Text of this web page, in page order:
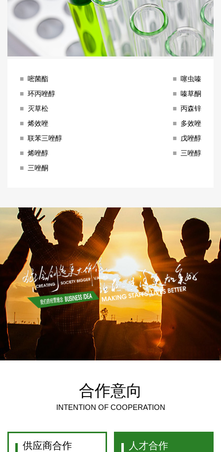
■ 嘧菌酯 ■ 噻虫嗪
■ 环丙唑醇 ■ 嗪草酮
■ 灭草松 ■ 丙森锌
■ 烯效唑 ■ 多效唑
■ 联苯三唑醇 ■
戊唑醇
■ 烯唑醇 ■ 三唑醇
■ 三唑酮
合作意向
INTENTION OF COOPERATION
供应商合作 人才合作